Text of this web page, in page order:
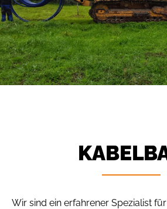
Wir sind ein erfahrener Spezialist